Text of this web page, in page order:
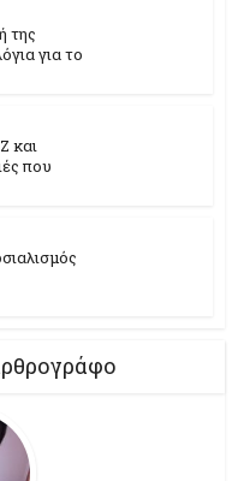
της
για το
και
που